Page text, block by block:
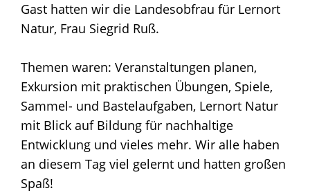
Gast hatten wir die Landesobfrau für Lernort
Natur, Frau Siegrid Ruß.
Themen waren: Veranstaltungen planen,
Exkursion mit praktischen Übungen, Spiele,
Sammel- und Bastelaufgaben, Lernort Natur
mit Blick auf Bildung für nachhaltige
Entwicklung und vieles mehr. Wir alle haben
an diesem Tag viel gelernt und hatten großen
Spaß!